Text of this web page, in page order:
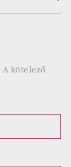
A kötelező